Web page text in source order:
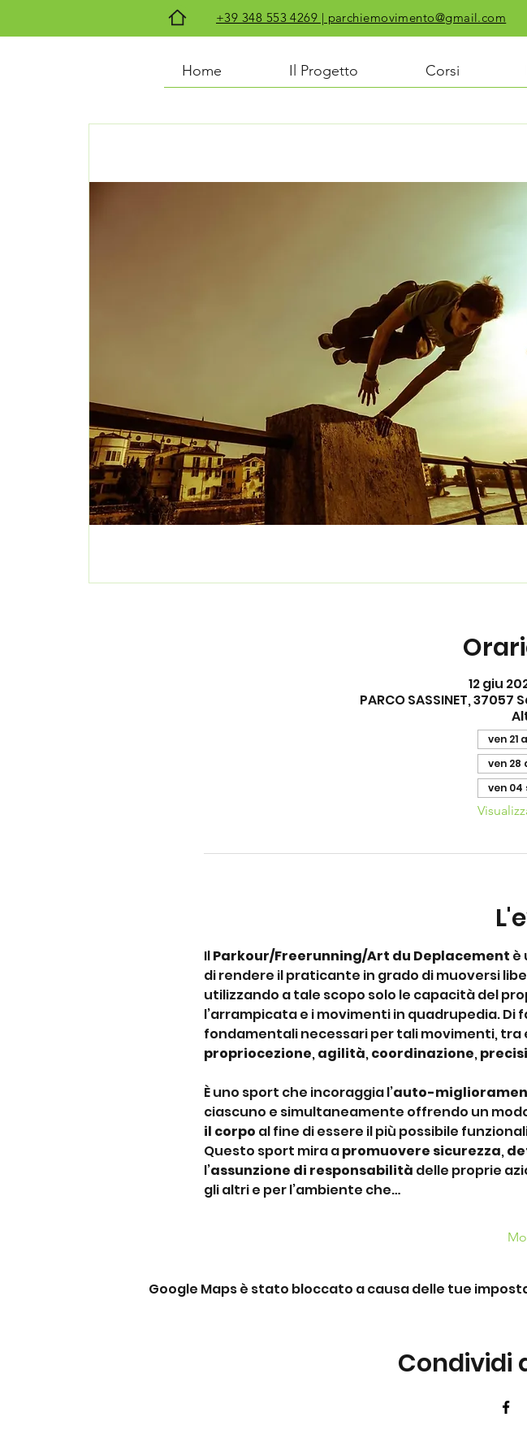
+39 348 553 4269 | parchiemovimento@gmail.com
Home Il Progetto Corsi
12 giu
PARCO SASSINET,
ven 21
ven 28
ven 04
Il Parkour/Freerunning/Art du Deplacement è
di rendere il praticante in grado di muoversi
utilizzando a tale scopo solo le capacità del
l’arrampicata e i movimenti in quadrupedia.
fondamentali necessari per tali movimenti, tra
propriocezione, agilità, coordinazione,
È uno sport che incoraggia l’auto-
ciascuno e simultaneamente offrendo un
il corpo al fine di essere il più possibile
Questo sport mira a promuovere sicurezza,
l’assunzione di responsabilità delle proprie
gli altri e per l’ambiente che…
Google Maps è stato bloccato a causa delle tue
Condividi